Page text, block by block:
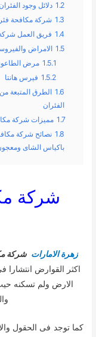
1.2 دلائل وجود
1.3 شركة مكافحة
1.4 فريق العمل
1.5 الامراض
1.5.1 مرض
1.5.2 فيرس هانتا
1.6 الطرق المتبعة
الفئران
1.7 مميزات شركة
1.8 نصائح شركة
باكياس الشاى
شركة
زهرة الامارات شركة
اكثر القوارض انتشارا
الارض ولم تسكنه
كما توجد فى الحقول